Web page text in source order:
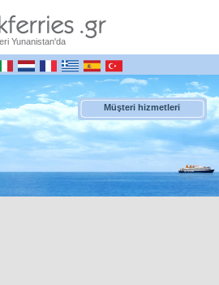
Yunanistan'da
Müşteri hizmetleri